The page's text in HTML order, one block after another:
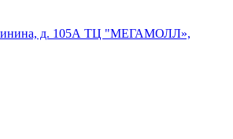
д. 105А ТЦ "МЕГАМОЛЛ»,